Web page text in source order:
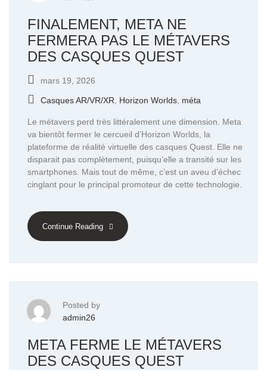
FINALEMENT, META NE
FERMERA PAS LE MÉTAVERS
DES CASQUES QUEST
mars 19, 2026
Casques AR/VR/XR Horizon Worlds méta
Le métavers perd très littéralement une dimension. Meta
va bientôt fermer le cercueil d’Horizon Worlds, la
plateforme de réalité virtuelle des casques Quest. Elle ne
disparait pas complètement, puisqu’elle a transité sur les
smartphones. Mais tout de même, c’est un aveu d’échec
cinglant pour le principal promoteur de cette technologie.
Continue Reading
Posted by
admin26
META FERME LE MÉTAVERS
DES CASQUES QUEST